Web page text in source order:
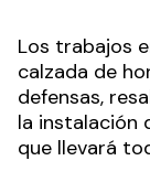
Los trabajos
calzada de
defensas,
la instalación
que llevará